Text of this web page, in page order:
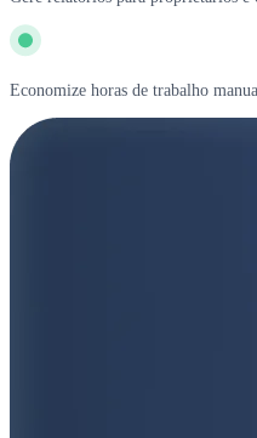
Economize horas de trabalho